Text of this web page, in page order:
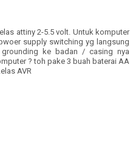
attiny 2-5.5 volt. Untuk komputer
supply switching yg langsung
ke badan / casing nya
? toh pake 3 buah baterai AA
AVR